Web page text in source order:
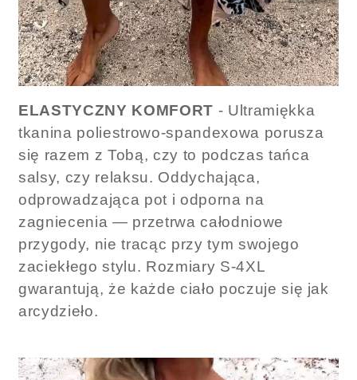
ELASTYCZNY KOMFORT - Ultramiękka
tkanina poliestrowo-spandexowa porusza
się razem z Tobą, czy to podczas tańca
salsy, czy relaksu. Oddychająca,
odprowadzająca pot i odporna na
zagniecenia — przetrwa całodniowe
przygody, nie tracąc przy tym swojego
zaciekłego stylu. Rozmiary S-4XL
gwarantują, że każde ciało poczuje się jak
arcydzieło.